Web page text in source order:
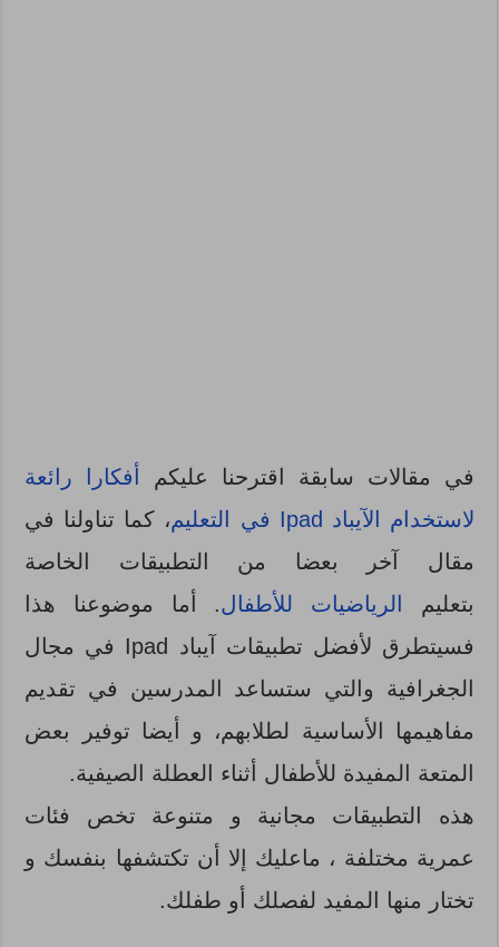
في مقالات سابقة اقترحنا عليكم أفكارا رائعة
لاستخدام الآيباد Ipad في التعليم
، كما تناولنا في
مقال آخر بعضا من التطبيقات الخاصة
بتعليم
الرياضيات للأطفال. أما موضوعنا هذا
فسيتطرق لأفضل تطبيقات آيباد Ipad في مجال
الجغرافية والتي ستساعد المدرسين في تقديم
مفاهيمها الأساسية لطلابهم، و أيضا توفير بعض
المتعة المفيدة للأطفال أثناء العطلة الصيفية.
هذه
التطبيقات مجانية و متنوعة تخص فئات
عمرية مختلفة ، ماعليك إلا أن تكتشفها بنفسك و
تختار منها المفيد لفصلك أو طفلك.